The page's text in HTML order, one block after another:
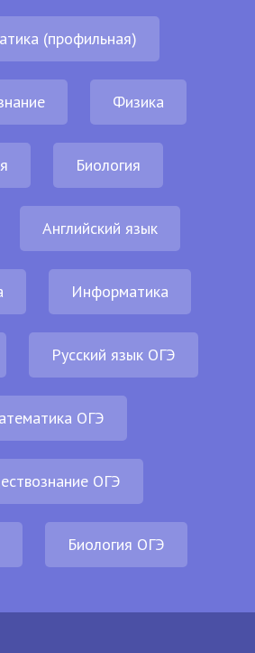
(профильная)
Физика
Биология
Английский язык
Информатика
Русский язык ОГЭ
ОГЭ
ОГЭ
Биология ОГЭ